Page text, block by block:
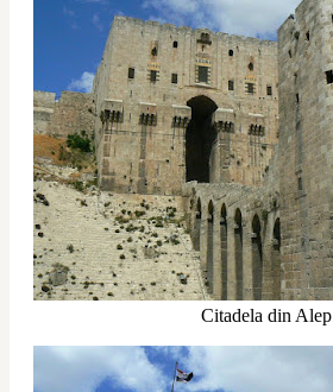
Citadela din Alep